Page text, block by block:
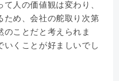
人の価値観は変わり、
ため、会社の舵取り次第
のことだと考えられま
いくことが好ましいでし